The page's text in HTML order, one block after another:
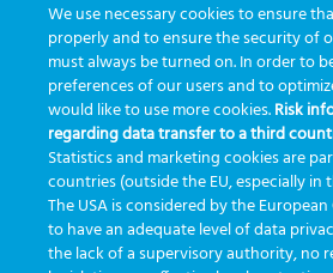
Guia rápido de
Clique na imagem abaixo para
We use necessary cookies to ensure
properly and to ensure the security of
must always be turned on. In order to
preferences of our users and to
would like to use more cookies.Risk
regarding data transfer to a third
Statistics and marketing cookies are
countries (outside the EU, especially in
The USA is considered by the
to have an adequate level of data
the lack of a supervisory authority, no